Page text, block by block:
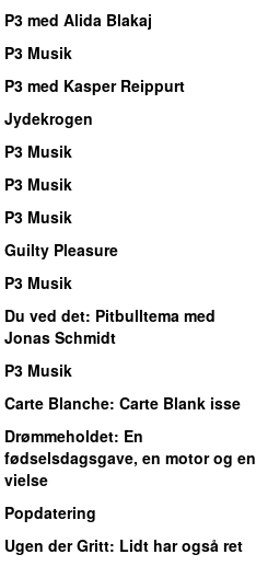
P3 med Alida Blakaj
P3 Musik
P3 med Kasper Reippurt
Jydekrogen
P3 Musik
P3 Musik
P3 Musik
Guilty Pleasure
P3 Musik
Du ved det: Pitbulltema med
Jonas Schmidt
P3 Musik
Carte Blanche: Carte Blank isse
Drømmeholdet: En
fødselsdagsgave, en motor og en
vielse
Popdatering
Ugen der Gritt: Lidt har også ret